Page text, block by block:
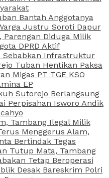
Bantah Anggotanya
Justru Soroti Dapur
Diduga Milik
DPRD Aktif
Sebabkan Infrastruktur
Tuban Hentikan Paksa
Migas PT TGE KSO
EP
Sutorejo Berlangsung
Perpisahan Isworo Andik
Tambang Ilegal Milik
Menggerus Alam,
Bertindak Tegas
Tutup Mata, Tambang
Tetap Beroperasi
Desak Bareskrim Polri